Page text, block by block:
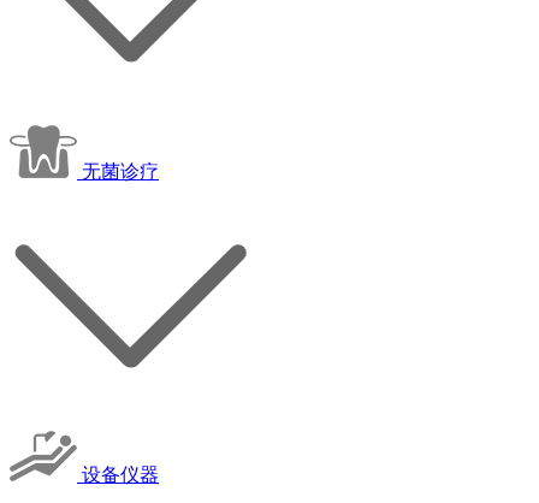
无菌诊疗
设备仪器